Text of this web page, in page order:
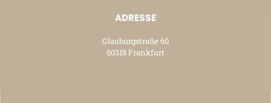
ADRESSE
Glauburgstraße 60
60318 Frankfurt